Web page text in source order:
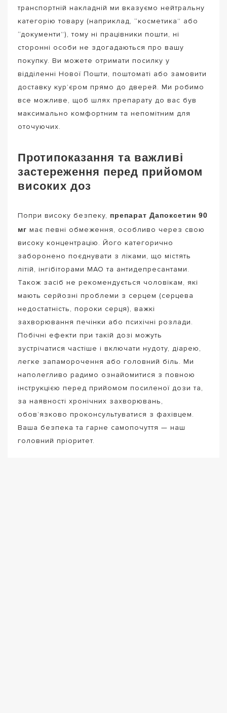
транспортній накладній ми вказуємо нейтральну
категорію товару (наприклад, “косметика” або
“документи”), тому ні працівники пошти, ні
сторонні особи не здогадаються про вашу
покупку. Ви можете отримати посилку у
відділенні Нової Пошти, поштоматі або замовити
доставку кур’єром прямо до дверей. Ми робимо
все можливе, щоб шлях препарату до вас був
максимально комфортним та непомітним для
оточуючих.
Протипоказання та важливі
застереження перед прийомом
високих доз
Попри високу безпеку, препарат Дапоксетин 90
мг має певні обмеження, особливо через свою
високу концентрацію. Його категорично
заборонено поєднувати з ліками, що містять
літій, інгібіторами МАО та антидепресантами.
Також засіб не рекомендується чоловікам, які
мають серйозні проблеми з серцем (серцева
недостатність, пороки серця), важкі
захворювання печінки або психічні розлади.
Побічні ефекти при такій дозі можуть
зустрічатися частіше і включати нудоту, діарею,
легке запаморочення або головний біль. Ми
наполегливо радимо ознайомитися з повною
інструкцією перед прийомом посиленої дози та,
за наявності хронічних захворювань,
обов’язково проконсультуватися з фахівцем.
Ваша безпека та гарне самопочуття — наш
головний пріоритет.